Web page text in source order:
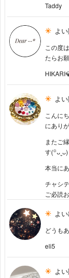
Taddy
よ
この度
たらお
よ
こんに
にあり
またご
す(꙳ᴗˬᴗ)
本当に
チャシ
ご必読
よ
どうも
eli5
よ